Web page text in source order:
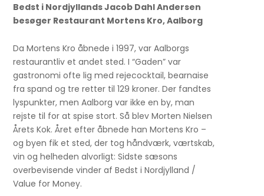
Bedst i Nordjyllands Jacob Dahl Andersen
besøger Restaurant Mortens Kro, Aalborg
Da Mortens Kro åbnede i 1997, var Aalborgs
restaurantliv et andet sted. I “Gaden” var
gastronomi ofte lig med rejecocktail, bearnaise
fra spand og tre retter til 129 kroner. Der fandtes
lyspunkter, men Aalborg var ikke en by, man
rejste til for at spise stort. Så blev Morten Nielsen
Årets Kok. Året efter åbnede han Mortens Kro –
og byen fik et sted, der tog håndværk, værtskab,
vin og helheden alvorligt: Sidste sæsons
overbevisende vinder af Bedst i Nordjylland /
Value for Money.